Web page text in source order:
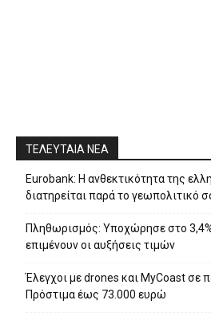
ΤΕΛΕΥΤΑΙΑ ΝΕΑ
Eurobank: Η ανθεκτικότητα της
διατηρείται παρά το γεωπολιτικό
Πληθωρισμός: Υποχώρησε στο 3,4%
επιμένουν οι αυξήσεις τιμών
Έλεγχοι με drones και MyCoast σε
Πρόστιμα έως 73.000 ευρώ